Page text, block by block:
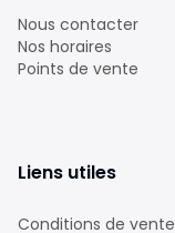
Nous contacter
Nos horaires
Points de vente
Liens utiles
Conditions de vente